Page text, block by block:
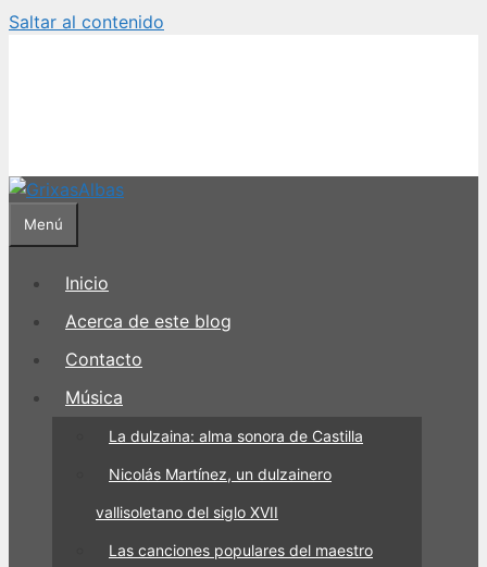
Saltar al contenido
Menú
Inicio
Acerca de este blog
Contacto
Música
La dulzaina: alma sonora de Castilla
Nicolás Martínez, un dulzainero
vallisoletano del siglo XVII
Las canciones populares del maestro